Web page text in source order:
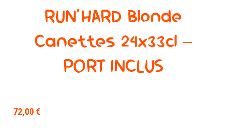
RUN’HARD Blonde
Canettes 24x33cl –
PORT INCLUS
72,00 €